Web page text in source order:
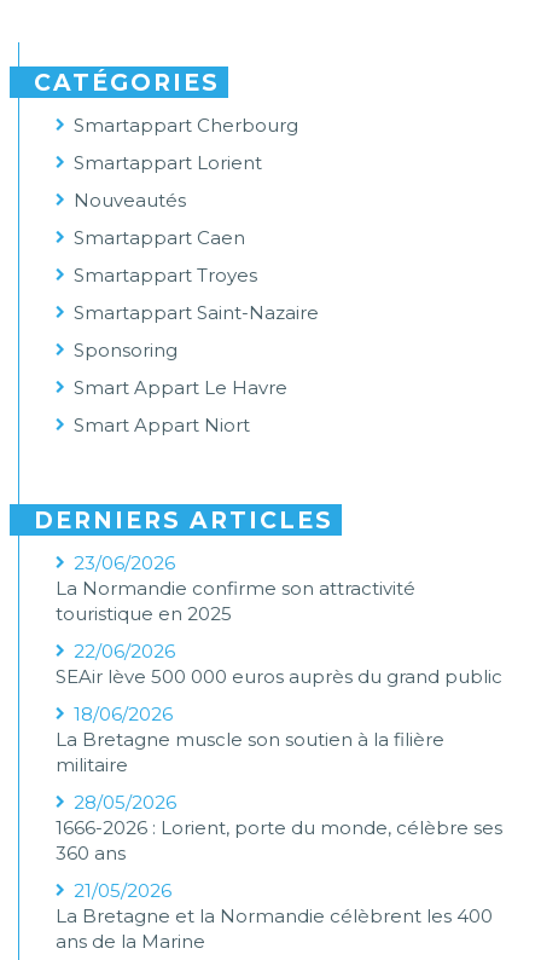
CATÉGORIES
Smartappart Cherbourg
Smartappart Lorient
Nouveautés
Smartappart Caen
Smartappart Troyes
Smartappart Saint-Nazaire
Sponsoring
Smart Appart Le Havre
Smart Appart Niort
DERNIERS ARTICLES
23/06/2026
La Normandie confirme son attractivité
touristique en 2025
22/06/2026
SEAir lève 500 000 euros auprès du grand public
18/06/2026
La Bretagne muscle son soutien à la filière
militaire
28/05/2026
1666-2026 : Lorient, porte du monde, célèbre ses
360 ans
21/05/2026
La Bretagne et la Normandie célèbrent les 400
ans de la Marine